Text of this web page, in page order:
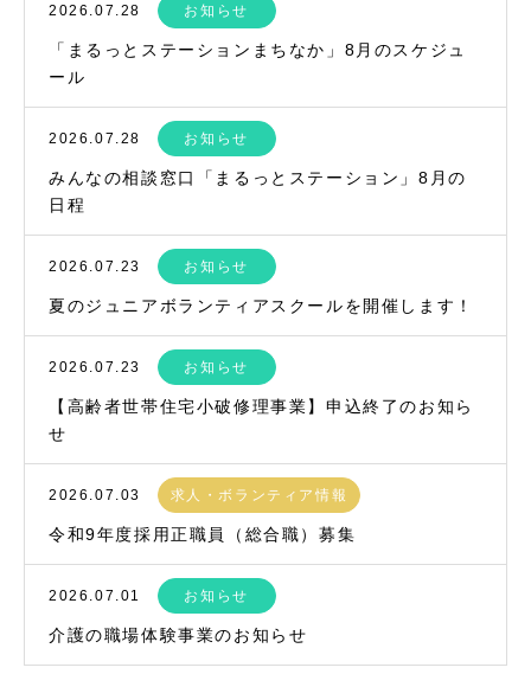
2026.07.28 お知らせ
「まるっとステーションまちなか」8月のスケジュ
ール
2026.07.28 お知らせ
みんなの相談窓口「まるっとステーション」8月の
日程
2026.07.23 お知らせ
夏のジュニアボランティアスクールを開催します！
2026.07.23 お知らせ
【高齢者世帯住宅小破修理事業】申込終了のお知ら
せ
2026.07.03 求人・ボランティア情報
令和9年度採用正職員（総合職）募集
2026.07.01 お知らせ
介護の職場体験事業のお知らせ